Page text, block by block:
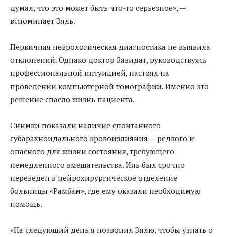
думал, что это может быть что-то серьезное», —
вспоминает Эяль.
Первичная неврологическая диагностика не выявила
отклонений. Однако доктор Завидат, руководствуясь
профессиональной интуицией, настоял на
проведении компьютерной томографии. Именно это
решение спасло жизнь пациента.
Снимки показали наличие спонтанного
субарахноидального кровоизлияния — редкого и
опасного для жизни состояния, требующего
немедленного вмешательства. Иль был срочно
переведен в нейрохирургическое отделение
больницы «Рамбам», где ему оказали необходимую
помощь.
«На следующий день я позвонил Эялю, чтобы узнать о